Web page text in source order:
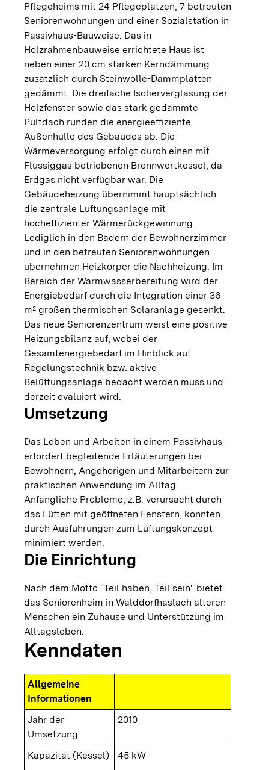
Pflegeheims mit 24 Pflegeplätzen, 7 betreuten
Seniorenwohnungen und einer Sozialstation in
Passivhaus-Bauweise. Das in
Holzrahmenbauweise errichtete Haus ist
neben einer 20 cm starken Kerndämmung
zusätzlich durch Steinwolle-Dämmplatten
gedämmt. Die dreifache Isolierverglasung der
Holzfenster sowie das stark gedämmte
Pultdach runden die energieeffiziente
Außenhülle des Gebäudes ab. Die
Wärmeversorgung erfolgt durch einen mit
Flüssiggas betriebenen Brennwertkessel, da
Erdgas nicht verfügbar war. Die
Gebäudeheizung übernimmt hauptsächlich
die zentrale Lüftungsanlage mit
hocheffizienter Wärmerückgewinnung.
Lediglich in den Bädern der Bewohnerzimmer
und in den betreuten Seniorenwohnungen
übernehmen Heizkörper die Nachheizung. Im
Bereich der Warmwasserbereitung wird der
Energiebedarf durch die Integration einer 36
m² großen thermischen Solaranlage gesenkt.
Das neue Seniorenzentrum weist eine positive
Heizungsbilanz auf, wobei der
Gesamtenergiebedarf im Hinblick auf
Regelungstechnik bzw. aktive
Belüftungsanlage bedacht werden muss und
derzeit evaluiert wird.
Umsetzung
Das Leben und Arbeiten in einem Passivhaus
erfordert begleitende Erläuterungen bei
Bewohnern, Angehörigen und Mitarbeitern zur
praktischen Anwendung im Alltag.
Anfängliche Probleme, z.B. verursacht durch
das Lüften mit geöffneten Fenstern, konnten
durch Ausführungen zum Lüftungskonzept
minimiert werden.
Die Einrichtung
Nach dem Motto "Teil haben, Teil sein" bietet
das Seniorenheim in Walddorfhäslach älteren
Menschen ein Zuhause und Unterstützung im
Alltagsleben.
Kenndaten
Allgemeine
Informationen
Jahr der
Umsetzung
2010
Kapazität (Kessel) 45 kW